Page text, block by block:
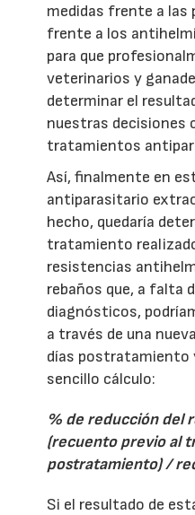
medidas frente a las
frente a los
para que
veterinarios y
determinar el
nuestras decisiones
tratamientos
Así, finalmente en
antiparasitario
hecho, quedaría
tratamiento
resistencias
rebaños que, a falta
diagnósticos,
a través de una
días postratamiento
sencillo cálculo:
% de reducción del
(recuento previo al
postratamiento) /
Si el resultado de